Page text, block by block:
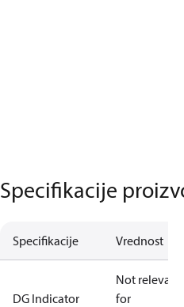
Specifikacije
Specifikacije Vrednost
DG Indicator
Not relevant
for